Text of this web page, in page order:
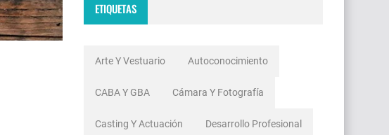
ETIQUETAS
Arte Y Vestuario Autoconocimiento
CABA Y GBA Cámara Y Fotografía
Casting Y Actuación Desarrollo Profesional